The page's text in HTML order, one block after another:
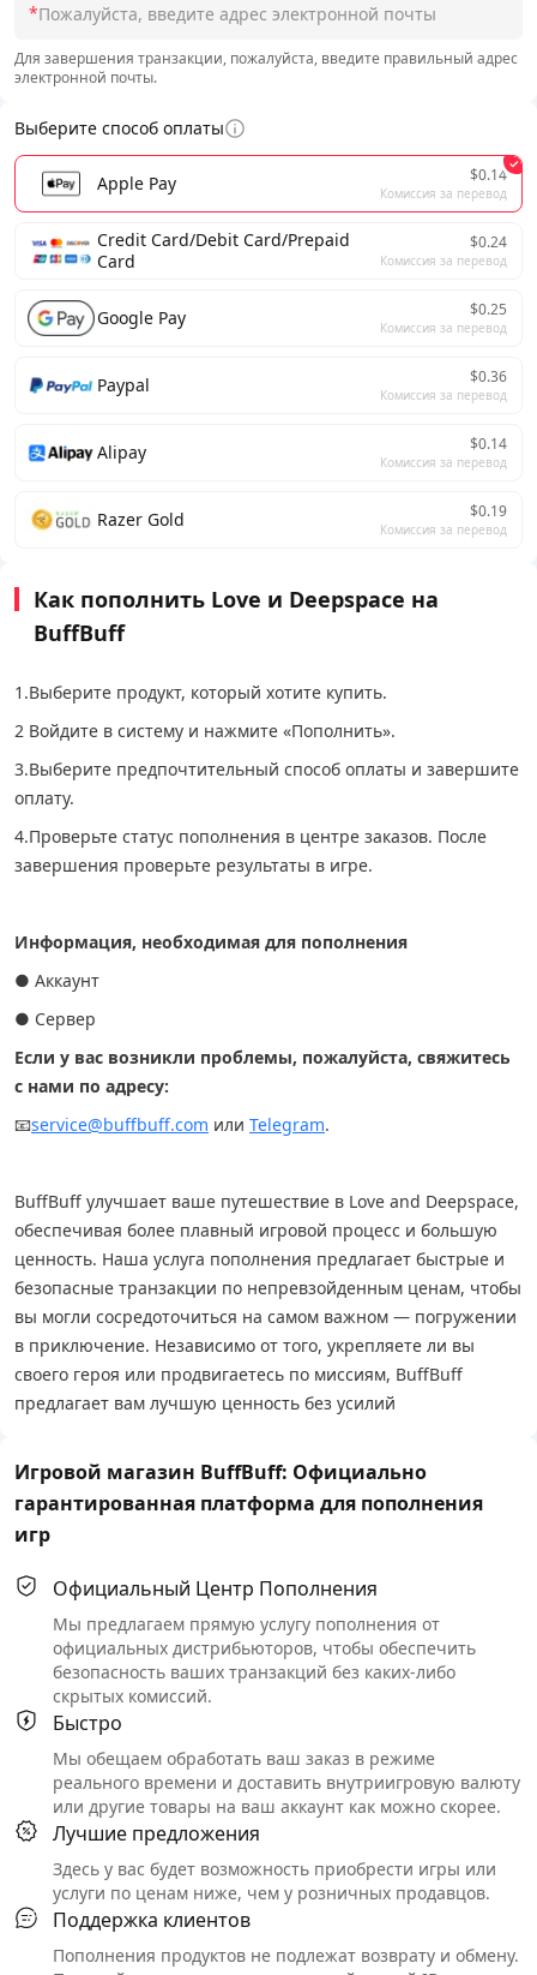
*
Для завершения транзакции, пожалуйста, введите правильный адрес
электронной почты.
Выберите способ оплаты
Apple Pay $0.14
Комиссия за перевод
Credit Card/Debit Card/Prepaid
Card
$0.24
Комиссия за перевод
Google Pay $0.25
Комиссия за перевод
Paypal $0.36
Комиссия за перевод
Alipay $0.14
Комиссия за перевод
Razer Gold $0.19
Комиссия за перевод
Как пополнить Love и Deepspace на
BuffBuff
1.Выберите продукт, который хотите купить.
2 Войдите в систему и нажмите «Пополнить».
3.Выберите предпочтительный способ оплаты и завершите
оплату.
4.Проверьте статус пополнения в центре заказов. После
завершения проверьте результаты в игре.
Информация, необходимая для пополнения
● Аккаунт
● Сервер
Если у вас возникли проблемы, пожалуйста, свяжитесь
с нами по адресу:
📧service@buffbuff.com или Telegram.
BuffBuff улучшает ваше путешествие в Love and Deepspace,
обеспечивая более плавный игровой процесс и большую
ценность. Наша услуга пополнения предлагает быстрые и
безопасные транзакции по непревзойденным ценам, чтобы
вы могли сосредоточиться на самом важном — погружении
в приключение. Независимо от того, укрепляете ли вы
своего героя или продвигаетесь по миссиям, BuffBuff
предлагает вам лучшую ценность без усилий
Игровой магазин BuffBuff: Официально
гарантированная платформа для пополнения
игр
Официальный Центр Пополнения
Мы предлагаем прямую услугу пополнения от
официальных дистрибьюторов, чтобы обеспечить
безопасность ваших транзакций без каких-либо
скрытых комиссий.
Быстро
Мы обещаем обработать ваш заказ в режиме
реального времени и доставить внутриигровую валюту
или другие товары на ваш аккаунт как можно скорее.
Лучшие предложения
Здесь у вас будет возможность приобрести игры или
услуги по ценам ниже, чем у розничных продавцов.
Поддержка клиентов
Пополнения продуктов не подлежат возврату и обмену.